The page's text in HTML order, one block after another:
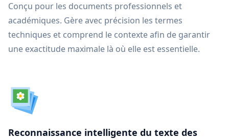
Conçu pour les documents professionnels et
académiques. Gère avec précision les termes
techniques et comprend le contexte afin de garantir
une exactitude maximale là où elle est essentielle.
Reconnaissance intelligente du texte des